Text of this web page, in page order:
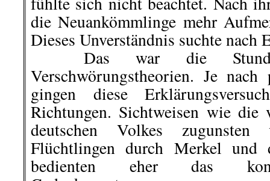
die Neuankömmlinge mehr
Dieses Unverständnis suchte nach
Das war die Stunde
Verschwörungstheorien. Je
gingen diese
Richtungen. Sichtweisen wie die
deutschen Volkes
Flüchtlingen durch Merkel und
bedienten eher das